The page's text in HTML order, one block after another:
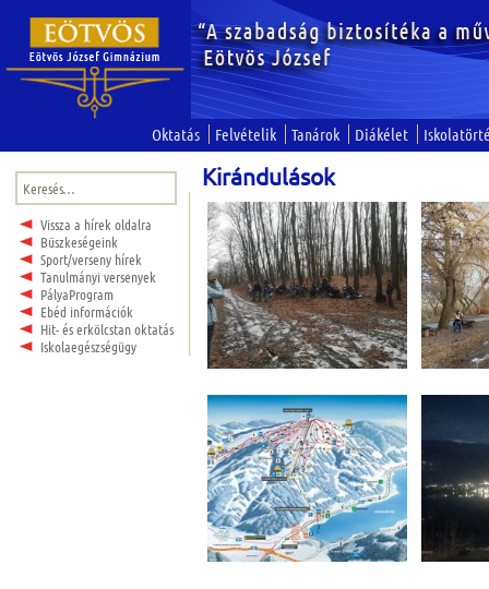
Oktatás Felvételik Tanárok Diákélet
Keresés:
Vissza a hírek oldalra
Büszkeségeink
Sport/verseny hírek
Tanulmányi versenyek
PályaProgram
Ebéd információk
Hit- és erkölcstan oktatás
Iskolaegészségügy
Kirándulások